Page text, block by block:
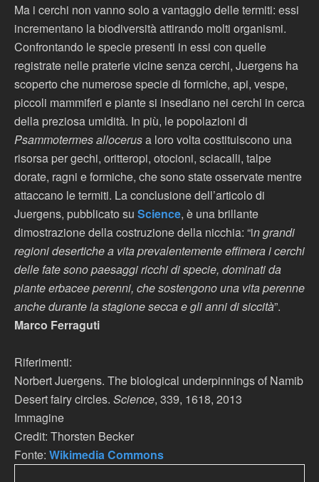
Ma i cerchi non vanno solo a vantaggio delle termiti: essi
incrementano la biodiversità attirando molti organismi.
Confrontando le specie presenti in essi con quelle
registrate nelle praterie vicine senza cerchi, Juergens ha
scoperto che numerose specie di formiche, api, vespe,
piccoli mammiferi e piante si insediano nei cerchi in cerca
della preziosa umidità. In più, le popolazioni di
Psammotermes allocerusa loro volta costituiscono una
risorsa per gechi, oritteropi, otocioni, sciacalli, talpe
dorate, ragni e formiche, che sono state osservate mentre
attaccano le termiti. La conclusione dell’articolo di
Juergens, pubblicato su Science, è una brillante
dimostrazione della costruzione della nicchia: “in grandi
regioni desertiche a vita prevalentemente effimera i cerchi
delle fate sono paesaggi ricchi di specie, dominati da
piante erbacee perenni, che sostengono una vita perenne
anche durante la stagione secca e gli anni di siccità”.
Marco Ferraguti
Riferimenti:
Norbert Juergens. The biological underpinnings of Namib
Desert fairy circles. Science, 339, 1618, 2013
Immagine
Credit: Thorsten Becker
Fonte: Wikimedia Commons